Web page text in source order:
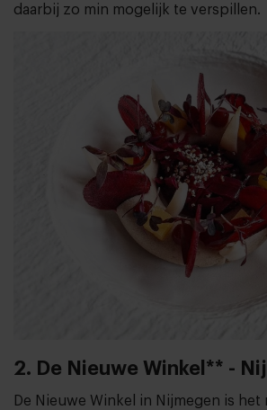
daarbij zo min mogelijk te verspillen.
2. De Nieuwe Winkel** -
De Nieuwe Winkel in Nijmegen is